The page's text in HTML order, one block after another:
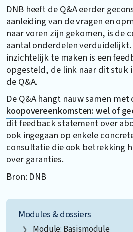
DNB heeft de Q&A eerder
aanleiding van de vragen en
naar voren zijn gekomen, is de
aantal onderdelen
inzichtelijk te maken is een
opgesteld, de link naar dit stuk
de Q&A.
De Q&A hangt nauw samen met
koopovereenkomsten: wel of
dit feedback statement over
ook ingegaan op enkele
consultatie die ook betrekking
over garanties.
Bron: DNB
Modules & dossiers
Module: Basismodule